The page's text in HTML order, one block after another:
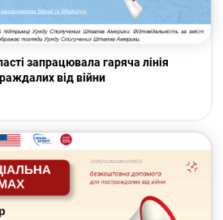
запрацювала гаряча лінія
від війни